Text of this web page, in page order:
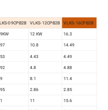
09CPB2B VLKS-12CPB2B VLKS-16CPB2B
12 KW 16.3
10.8
14.49
4.43
4.49
4.8
4.88
8.1 11.4
2.86 2.85
11
15.6